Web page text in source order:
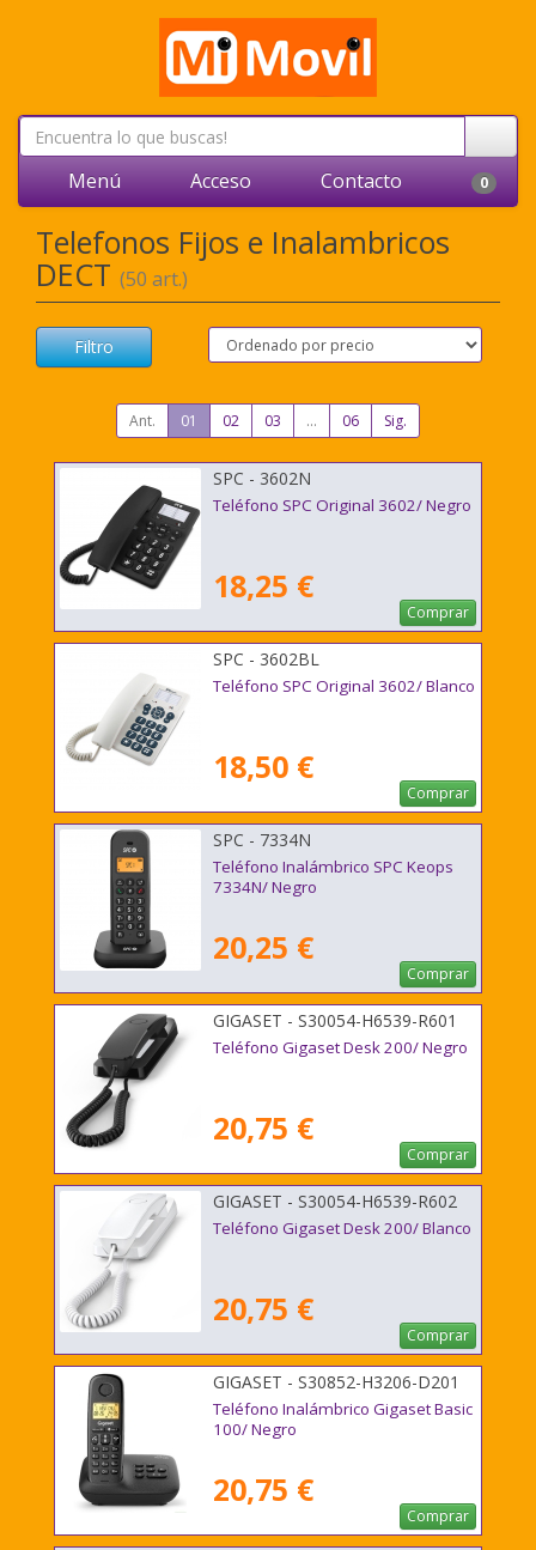
Menú Acceso Contacto 0
Telefonos Fijos e Inalambricos
DECT (50 art.)
Filtro
Ant. 01 02 03 ... 06 Sig.
SPC - 3602N
Teléfono SPC Original 3602/ Negro
18,25 €
Comprar
SPC - 3602BL
Teléfono SPC Original 3602/ Blanco
18,50 €
Comprar
SPC - 7334N
Teléfono Inalámbrico SPC Keops
7334N/ Negro
20,25 €
Comprar
GIGASET - S30054-H6539-R601
Teléfono Gigaset Desk 200/ Negro
20,75 €
Comprar
GIGASET - S30054-H6539-R602
Teléfono Gigaset Desk 200/ Blanco
20,75 €
Comprar
GIGASET - S30852-H3206-D201
Teléfono Inalámbrico Gigaset Basic
100/ Negro
20,75 €
Comprar